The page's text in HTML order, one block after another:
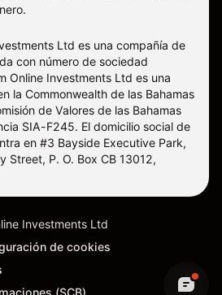
Ltd es una compañía de
con número de sociedad
Online Investments Ltd es una
la Commonwealth de las Bahamas
de Valores de las Bahamas
SIA-F245. El domicilio social de
en #3 Bayside Executive Park,
Street, P. O. Box CB 13012,
Investments Ltd
de cookies
(SCB)